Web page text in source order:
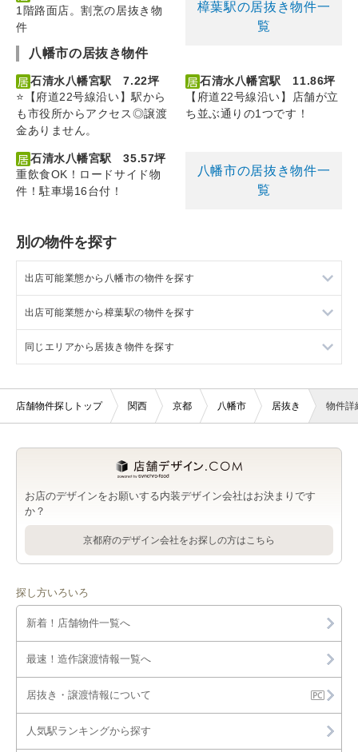
1階路面店。割烹の居抜き物
件
樟葉駅の居抜き物件一
覧
八幡市の居抜き物件
石清水八幡宮駅 7.22坪
⭐【府道22号線沿い】駅から
も市役所からアクセス◎譲渡
金ありません。
石清水八幡宮駅 11.86坪
【府道22号線沿い】店舗が立
ち並ぶ通りの1つです！
石清水八幡宮駅 35.57坪
重飲食OK！ロードサイド物
件！駐車場16台付！
八幡市の居抜き物件一
覧
別の物件を探す
出店可能業態から八幡市の物件を探す
八幡市の重飲食を出店可能な店舗物件・貸店舗・テナント一覧
八幡市の軽飲食を出店可能な店舗物件・貸店舗・テナント一覧
八幡市のサロンを出店可能な店舗物件・貸店舗・テナント一覧
八幡市の医療・歯科・クリニックを出店可能な店舗物件・貸店
舗・テナント一覧
八幡市の物販・小売を出店可能な店舗物件・貸店舗・テナント
舗・テナント一覧
八幡市のその他を出店可能な店舗物件・貸店舗・テナント一覧
出店可能業態から樟葉駅の物件を探す
樟葉駅の重飲食を出店可能な店舗物件・貸店舗・テナント一覧
樟葉駅のバー・クラブを出店可能な店舗物件・貸店舗・テナン
樟葉駅の美容室・理容室を出店可能な店舗物件・貸店舗・テナ
樟葉駅のサロンを出店可能な店舗物件・貸店舗・テナント一覧
樟葉駅の医療・歯科・クリニックを出店可能な店舗物件・貸店
舗・テナント一覧
樟葉駅の物販・小売を出店可能な店舗物件・貸店舗・テナント
樟葉駅のジム・教室・スタジオを出店可能な店舗物件・貸店
舗・テナント一覧
樟葉駅のその他を出店可能な店舗物件・貸店舗・テナント一覧
同じエリアから居抜き物件を探す
店舗物件探しトップ 関西 京都 八幡市 居抜き 物件詳
お店のデザインをお願いする内装デザイン会社はお決まりです
か？
京都府のデザイン会社をお探しの方はこちら
探し方いろいろ
新着！店舗物件一覧へ
最速！造作譲渡情報一覧へ
居抜き・譲渡情報について
人気駅ランキングから探す